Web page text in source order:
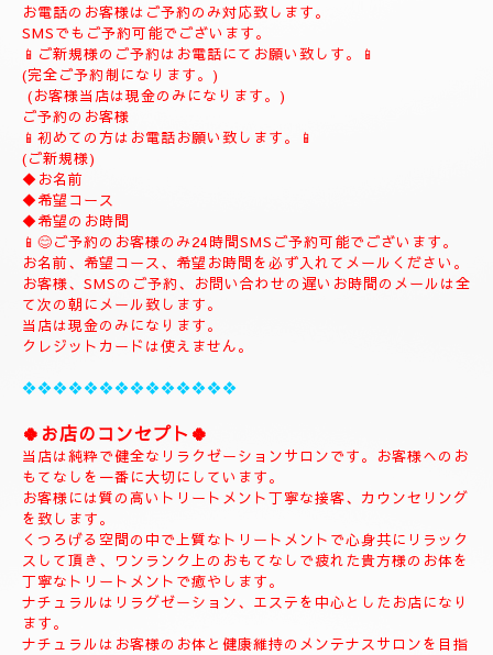
❖❖❖❖❖❖❖❖❖❖❖❖❖❖❖❖
💎ナチュラルのホームページにようこそ
当店のHPをお選びいただき誠にありがとうございます。
📱090-1287-6359
(営業時間13:00～21:00)
(出張は最終受付22時迄になりますがそれ以降はご相談下さい。)
(完全ご予約制)
📱受付時間10時〜になります。📱
当日のご予約もご予約制になりますので、お早めのご予約でお願
い致します。
(お問い合わせは全てのお客様SMSのみ対応致します。)
SMSのご予約はお名前、入れてくださいね。
お電話のお客様はご予約のみ対応致します。
SMSでもご予約可能でございます。
📱ご新規様のご予約はお電話にてお願い致しす。📱
(お客様当店は現金のみになります。)
📱初めての方はお電話お願い致します。📱
(ご新規様)
◆お名前
◆希望コース
◆希望のお時間
📱😊ご予約のお客様のみ24時間SMSご予約可能でございます。
お名前、希望コース、希望お時間を必ず入れてメールください。
お客様、SMSのご予約、お問い合わせの遅いお時間のメールは全
て次の朝にメール致します。
当店は現金のみになります。
クレジットカードは使えません。